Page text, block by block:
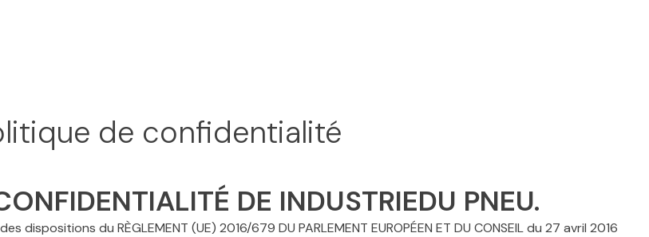
de confidentialité
DE INDUSTRIEDU PNEU.
du RÈGLEMENT (UE) 2016/679 DU PARLEMENT EUROPÉEN ET DU CONSEIL du 27 avril 2016